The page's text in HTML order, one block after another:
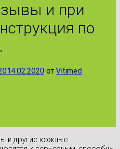
и при
по
14.02.2020 от Vitimed
и другие кожные